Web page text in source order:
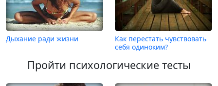
Дыхание ради жизни
Как перестать чувствовать
себя одиноким?
Пройти психологические тесты